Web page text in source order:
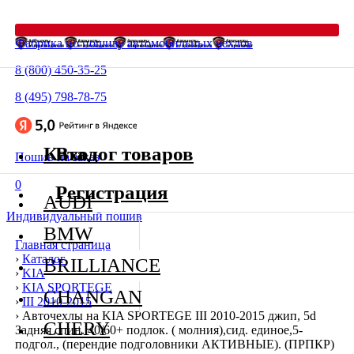
Фабрика по пошиву автомобильных чехлов
8 (800) 450-35-25
8 (495) 798-78-75
Пошив на заказ
0
Индивидуальный пошив
Главная страница
› Каталог
› KIA
› KIA SPORTEGE
› III 2010-2015
› Авточехлы на KIA SPORTEGE III 2010-2015 джип, 5d
Задняя спин. 40/60+ подлок. ( молния),сид. единое,5-
подгол., (перендие подголовники АКТИВНЫЕ). (ПРПКР)
Каталог товаров
AUDI
BMW
BRILLIANCE
CHANGAN
CHERY
Вход
Регистрация